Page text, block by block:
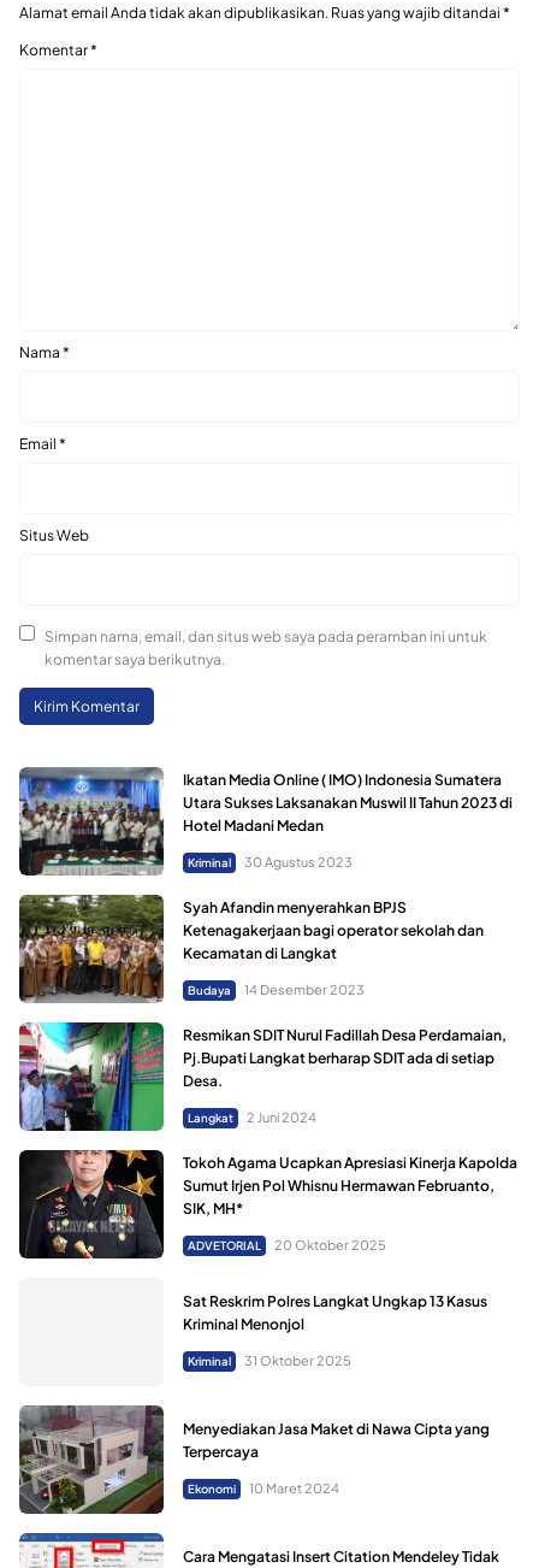
Alamat email Anda tidak akan dipublikasikan. Ruas yang wajib ditandai *
Komentar*
Nama *
Email *
Situs Web
Simpan nama, email, dan situs web saya pada peramban ini untuk
komentar saya berikutnya.
Ikatan Media Online ( IMO) Indonesia Sumatera
Utara Sukses Laksanakan Muswil II Tahun 2023 di
Hotel Madani Medan
Kriminal 30 Agustus 2023
Syah Afandin menyerahkan BPJS
Ketenagakerjaan bagi operator sekolah dan
Kecamatan di Langkat
Budaya 14 Desember 2023
Resmikan SDIT Nurul Fadillah Desa Perdamaian,
Pj.Bupati Langkat berharap SDIT ada di setiap
Desa.
Langkat 2 Juni 2024
Tokoh Agama Ucapkan Apresiasi Kinerja Kapolda
Sumut Irjen Pol Whisnu Hermawan Februanto,
SIK, MH*
ADVETORIAL 20 Oktober 2025
Sat Reskrim Polres Langkat Ungkap 13 Kasus
Kriminal Menonjol
Kriminal 31 Oktober 2025
Menyediakan Jasa Maket di Nawa Cipta yang
Terpercaya
Ekonomi 10 Maret 2024
Cara Mengatasi Insert Citation Mendeley Tidak